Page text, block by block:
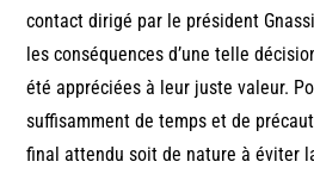
contact dirigé par le président
les conséquences d’une telle
été appréciées à leur juste valeur.
suffisamment de temps et de
final attendu soit de nature à éviter